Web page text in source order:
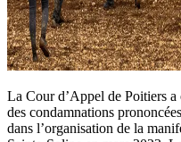
La Cour d’Appel de Poitiers
des condamnations
dans l’organisation de la